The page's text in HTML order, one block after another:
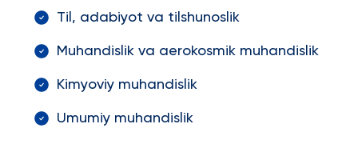
Til, adabiyot va tilshunoslik
Muhandislik va aerokosmik muhandislik
Kimyoviy muhandislik
Umumiy muhandislik